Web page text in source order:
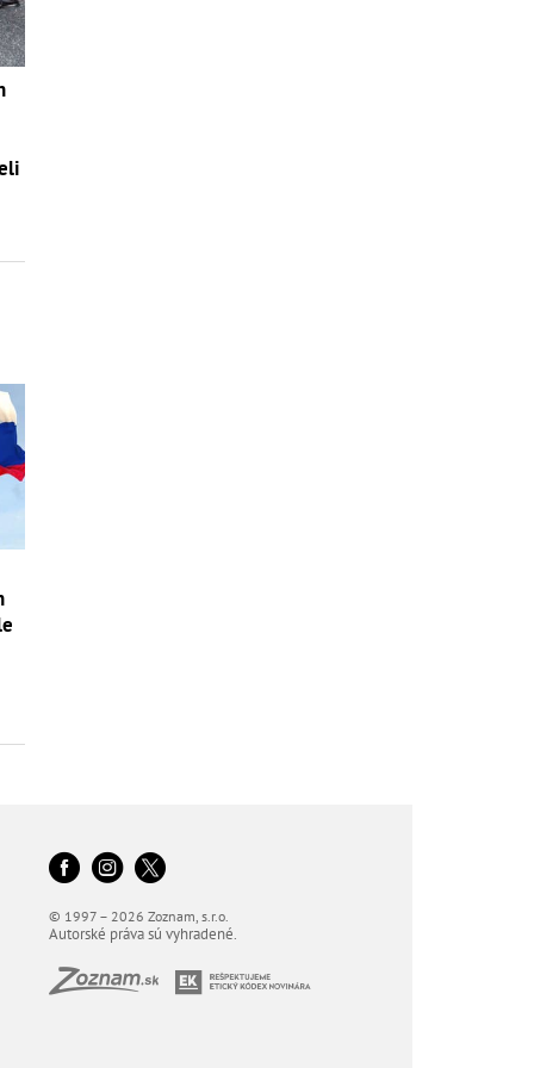
© 1997 – 2026 Zoznam, s.r.o.
Autorské práva sú vyhradené.